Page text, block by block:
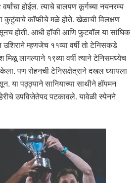
होईल. त्याचे बालपण कूर्गच्या नयनरम्य
कुटुंबाचे कॉफीचे मळे होते. खेळाची विलक्षण
होती. आधी हॉकी आणि फुटबॉल या सांघिक
म्हणजेच ११व्या वर्षी तो टेनिसकडे
लागल्याने १९व्या वर्षी त्याने टेनिसमध्येच
केला. पण रोहनची टेनिसक्षेत्राने दखल घ्यायला
या पठ्ठ्याने सानियाच्या साथीने हॉपमन
उपविजेतेपद पटकावले. यावेळी स्पेनने